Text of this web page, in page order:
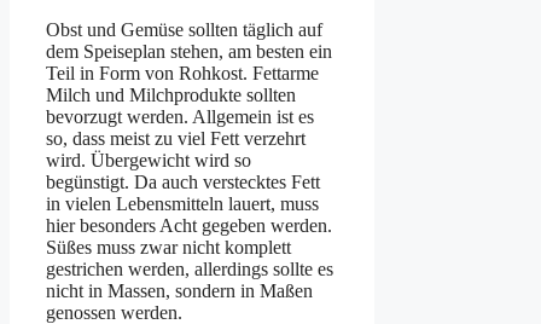
Obst und Gemüse sollten täglich auf
dem Speiseplan stehen, am besten ein
Teil in Form von Rohkost. Fettarme
Milch und Milchprodukte sollten
bevorzugt werden. Allgemein ist es
so, dass meist zu viel Fett verzehrt
wird. Übergewicht wird so
begünstigt. Da auch verstecktes Fett
in vielen Lebensmitteln lauert, muss
hier besonders Acht gegeben werden.
Süßes muss zwar nicht komplett
gestrichen werden, allerdings sollte es
nicht in Massen, sondern in Maßen
genossen werden.